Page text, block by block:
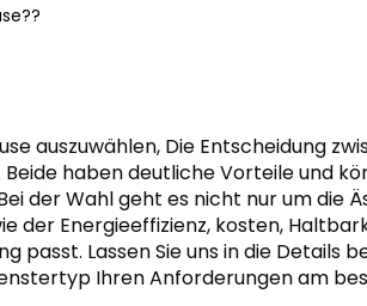
auszuwählen, Die Entscheidung
haben deutliche Vorteile und
der Wahl geht es nicht nur um die
der Energieeffizienz, kosten,
passt. Lassen Sie uns in die Details
Ihren Anforderungen am